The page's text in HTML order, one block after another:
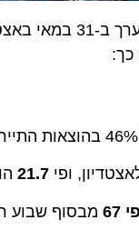
מגמר ליגת האלופות
ופי 21.7
מבסוף שבוע רגיל.